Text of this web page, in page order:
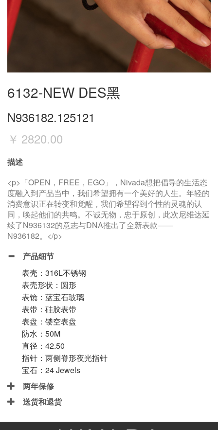
6132-NEW DES黑
N936182.125121
￥ 2820.00
描述
<p>「OPEN，FREE，EGO」，Nivada想把倡导的生活态
度融入到产品当中，我们希望拥有一个美好的人生。年轻的
消费意识正在转变和觉醒，我们希望得到个性的灵魂的认
同，唤起他们的共鸣。不诚无物，忠于原创，此次尼维达延
续了N936132的意志与DNA推出了全新表款——
N936182。</p>
产品细节
表壳：316L不锈钢
表壳形状：圆形
表镜：蓝宝石玻璃
表带：硅胶表带
表盘：镂空表盘
防水：50M
直径：42.50
指针：两侧脊形夜光指针
宝石：24 Jewels
两年保修
送货和退货